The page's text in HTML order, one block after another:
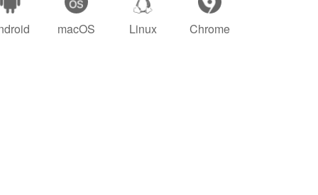
macOS Linux Chrome